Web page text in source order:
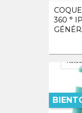
360 °